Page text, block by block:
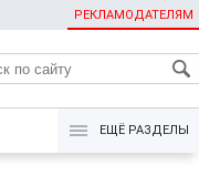
РЕКЛАМОДАТЕЛЯМ
KG
ЕЩЁ РАЗДЕЛЫ